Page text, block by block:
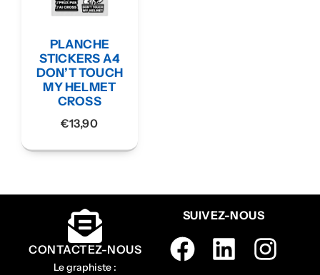
PLANCHE
STICKERS A4
DON’T TOUCH
MY HELMET
CROSS
€13,90
CONTACTEZ-NOUS
Le graphiste :
SUIVEZ-NOUS